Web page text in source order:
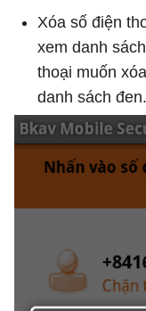
Xóa số điện
xem danh
thoại muốn
danh sách đen.